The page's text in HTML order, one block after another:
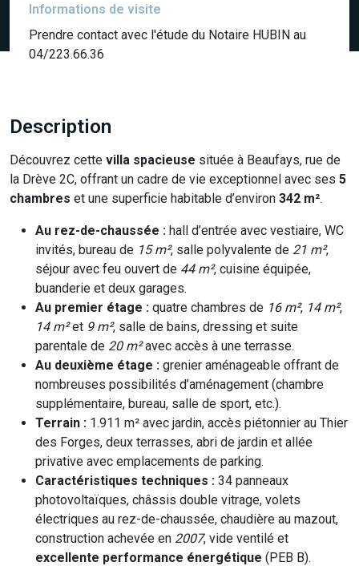
Informations de visite
Prendre contact avec l'étude du Notaire HUBIN au
04/223.66.36
Description
Découvrez cette villa spacieuse située à Beaufays, rue de
la Drève 2C, offrant un cadre de vie exceptionnel avec ses 5
chambres et une superficie habitable d’environ 342 m².
Au rez-de-chaussée : hall d’entrée avec vestiaire, WC
invités, bureau de 15 m², salle polyvalente de 21 m²,
séjour avec feu ouvert de 44 m², cuisine équipée,
buanderie et deux garages.
Au premier étage : quatre chambres de 16 m², 14 m²,
14 m²et 9 m², salle de bains, dressing et suite
parentale de 20 m²avec accès à une terrasse.
Au deuxième étage : grenier aménageable offrant de
nombreuses possibilités d’aménagement (chambre
supplémentaire, bureau, salle de sport, etc.).
Terrain : 1.911 m² avec jardin, accès piétonnier au Thier
des Forges, deux terrasses, abri de jardin et allée
privative avec emplacements de parking.
Caractéristiques techniques : 34 panneaux
photovoltaïques, châssis double vitrage, volets
électriques au rez-de-chaussée, chaudière au mazout,
construction achevée en 2007, vide ventilé et
excellente performance énergétique (PEB B).